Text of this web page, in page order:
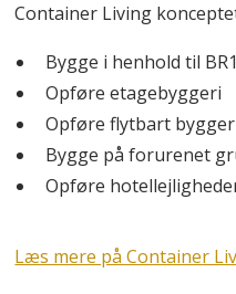
Container Living
Bygge i henhold til
Opføre etagebyggeri
Opføre flytbart
Bygge på forurenet
Opføre
Læs mere på Container